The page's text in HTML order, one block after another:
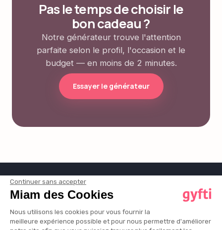
Pas le temps de choisir le
bon cadeau ?
Notre générateur trouve l'attention
parfaite selon le profil, l'occasion et le
budget — en moins de 2 minutes.
Essayer le générateur
gyfti
La plateforme Brand Love pour créer des attentions
mémorables, au bon moment, et faire de vos clients vos
Continuer sans accepter
Miam des Cookies
Nous utilisons les cookies pour vous fournir la
meilleure expérience possible et pour nous permettre d'améliorer